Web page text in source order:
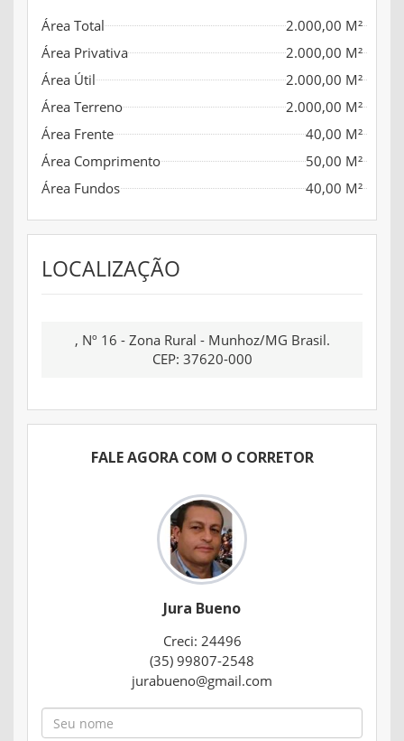
Área Total
2.000,00 M²
Área Privativa
2.000,00 M²
Área Útil
2.000,00 M²
Área Terreno
2.000,00 M²
Área Frente
40,00 M²
Área Comprimento
50,00 M²
Área Fundos
40,00 M²
LOCALIZAÇÃO
, Nº 16 - Zona Rural - Munhoz/MG Brasil.
CEP: 37620-000
FALE AGORA COM O CORRETOR
Jura Bueno
Creci: 24496
(35) 99807-2548
jurabueno@gmail.com